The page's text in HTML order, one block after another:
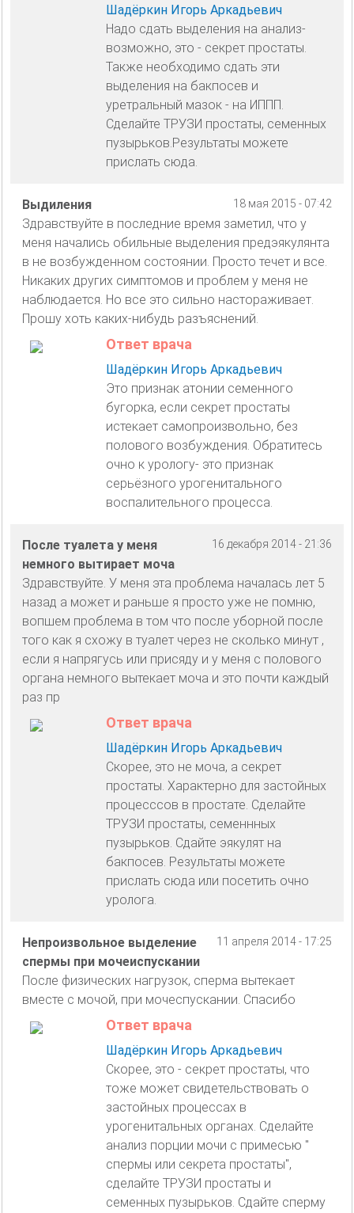
Шадёркин Игорь Аркадьевич
Надо сдать выделения на анализ-
возможно, это - секрет простаты.
Также необходимо сдать эти
выделения на бакпосев и
уретральный мазок - на ИППП.
Сделайте ТРУЗИ простаты, семенных
пузырьков.Результаты можете
прислать сюда.
18 мая 2015 - 07:42
Выдиления
Здравствуйте в последние время заметил, что у
меня начались обильные выделения предэякулянта
в не возбужденном состоянии. Просто течет и все.
Никаких других симптомов и проблем у меня не
наблюдается. Но все это сильно настораживает.
Прошу хоть каких-нибудь разъяснений.
Ответ врача
Шадёркин Игорь Аркадьевич
Это признак атонии семенного
бугорка, если секрет простаты
истекает самопроизвольно, без
полового возбуждения. Обратитесь
очно к урологу- это признак
серьёзного урогенитального
воспалительного процесса.
16 декабря 2014 - 21:36
После туалета у меня
немного вытирает моча
Здравствуйте. У меня эта проблема началась лет 5
назад а может и раньше я просто уже не помню,
вопшем проблема в том что после уборной после
того как я схожу в туалет через не сколько минут ,
если я напрягусь или присяду и у меня с полового
органа немного вытекает моча и это почти каждый
раз пр
Ответ врача
Шадёркин Игорь Аркадьевич
Скорее, это не моча, а секрет
простаты. Характерно для застойных
процесссов в простате. Сделайте
ТРУЗИ простаты, семеннных
пузырьков. Сдайте эякулят на
бакпосев. Результаты можете
прислать сюда или посетить очно
уролога.
11 апреля 2014 - 17:25
Непроизвольное выделение
спермы при мочеиспускании
После физических нагрузок, сперма вытекает
вместе с мочой, при мочеспускании. Спасибо
Ответ врача
Шадёркин Игорь Аркадьевич
Скорее, это - секрет простаты, что
тоже может свидетельствовать о
застойных процессах в
урогенитальных органах. Сделайте
анализ порции мочи с примесью "
спермы или секрета простаты",
сделайте ТРУЗИ простаты и
семенных пузырьков. Сдайте сперму